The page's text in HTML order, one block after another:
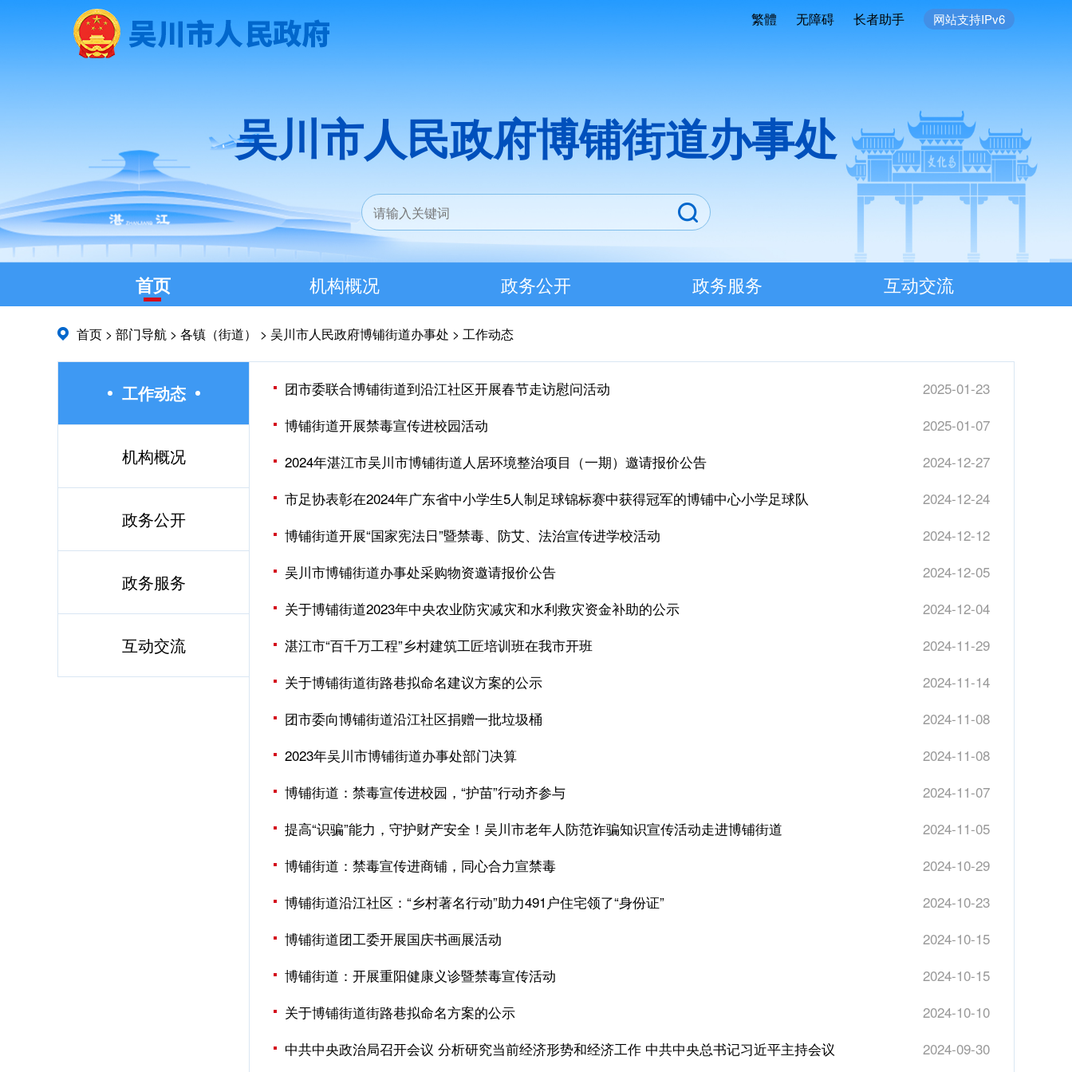
繁體 无障碍 长者助手 网站支持IPv6
吴川市人民政府博铺街道办事处
首页 机构概况 政务公开 政务服务 互动交流
首页 > 部门导航 > 各镇（街道） > 吴川市人民政府博铺街道办事处 > 工作动态
工作动态
机构概况
政务公开
政务服务
互动交流
团市委联合博铺街道到沿江社区开展春节走访慰问活动
2025-01-23
博铺街道开展禁毒宣传进校园活动
2025-01-07
2024年湛江市吴川市博铺街道人居环境整治项目（一期）邀请报价公告
2024-12-27
市足协表彰在2024年广东省中小学生5人制足球锦标赛中获得冠军的博铺中心小学足球队
2024-12-24
博铺街道开展“国家宪法日”暨禁毒、防艾、法治宣传进学校活动
2024-12-12
吴川市博铺街道办事处采购物资邀请报价公告
2024-12-05
关于博铺街道2023年中央农业防灾减灾和水利救灾资金补助的公示
2024-12-04
湛江市“百千万工程”乡村建筑工匠培训班在我市开班
2024-11-29
关于博铺街道街路巷拟命名建议方案的公示
2024-11-14
团市委向博铺街道沿江社区捐赠一批垃圾桶
2024-11-08
2023年吴川市博铺街道办事处部门决算
2024-11-08
博铺街道：禁毒宣传进校园，“护苗”行动齐参与
2024-11-07
提高“识骗”能力，守护财产安全！吴川市老年人防范诈骗知识宣传活动走进博铺街道
2024-11-05
博铺街道：禁毒宣传进商铺，同心合力宣禁毒
2024-10-29
博铺街道沿江社区：“乡村著名行动”助力491户住宅领了“身份证”
2024-10-23
博铺街道团工委开展国庆书画展活动
2024-10-15
博铺街道：开展重阳健康义诊暨禁毒宣传活动
2024-10-15
关于博铺街道街路巷拟命名方案的公示
2024-10-10
中共中央政治局召开会议 分析研究当前经济形势和经济工作 中共中央总书记习近平主持会议
2024-09-30